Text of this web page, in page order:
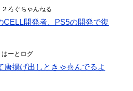
ろぐちゃんねる
CELL開発者、PS5の開発で復
はーとログ
唐揚げ出しときゃ喜んでるよ